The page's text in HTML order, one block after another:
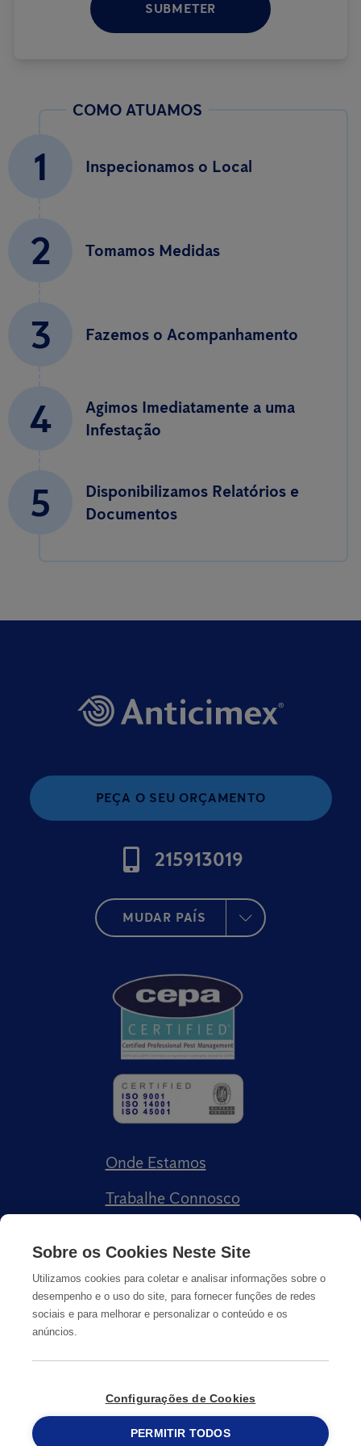
SUBMETER
COMO ATUAMOS
1 Inspecionamos o Local
2 Tomamos Medidas
3 Fazemos o Acompanhamento
4
Agimos Imediatamente a uma
Infestação
5
Disponibilizamos Relatórios e
Documentos
PEÇA O SEU ORÇAMENTO
215913019
MUDAR PAÍS
Onde Estamos
Trabalhe Connosco
Informação Legal
© Copyright2026Anticimex
Sobre os Cookies Neste Site
Utilizamos cookies para coletar e analisar informações sobre o
desempenho e o uso do site, para fornecer funções de redes
sociais e para melhorar e personalizar o conteúdo e os
anúncios.
Configurações de Cookies
PERMITIR TODOS